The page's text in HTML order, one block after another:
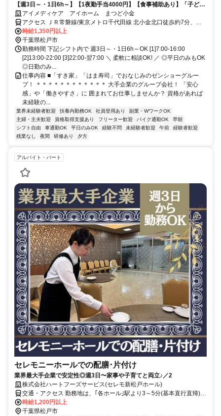
【週3日～・1日6h～】【1夜勤手当4000円】【食事補助あり】「子ども
の予定と合わせたい」「ブランクがあるから少しずつ慣れたい」など、
シフトの相談は柔軟に相談OK♪Wワークも歓迎します!ライフスタイルに
合わせて活躍したい方にピッタリ◎ゼンショーグループのサービスのノ
ウハウを活かしたレクリエーションは、種類が豊富＆ユニークなのが自
慢♪利用者さまの笑顔や思い出づくりに貢献しやすい環境づくりをバック
アップします。
アイメディケア アイホーム まつど小金
アクセス ＪＲ常磐線/東京メトロ千代田線 北小金北口徒歩約7分、Ｊ
Ｒ武蔵野常磐連絡線 北小金北口徒歩約7分、流鉄流山線 小金城趾東口
徒歩約12分
時給1,350円以上
千葉県松戸市
勤務時間 下記シフト内で 週3日～・1日6h～OK [1]7:00-16:00
[2]13:00-22:00 [3]22:00-翌7:00 ＼ 柔軟に相談OK! ／ ◎平日のみもOK
◎日勤のみ...
仕事内容 ■「すき家」「はま寿司」でおなじみのゼンショーグルー
プ！ ＊＊＊＊＊＊＊＊＊＊＊＊ 大手企業のグループ会社！ 「安心
感」や「働きやすさ」に 囲まれてお仕事しませんか？ 資格があれば
未経験の...
業界未経験者歓迎 扶養内勤務OK 社員登用あり
副業・WワークOK
主婦・主夫歓迎
資格取得支援あり フリーター歓迎 バイク通勤OK
早朝
シフト自由
車通勤OK 平日のみOK 経験不問 未経験者歓迎 午前
経験者歓迎
残業なし
夜間 研修あり 夕方
アルバイト・パート
セレモニーホールでの配膳･片付け
業界最大手企業で安定性◎週3日〜家事や子育てと両立♪／2
株式会社ハートフーズサービス(セレモ新松戸ホール)
交通・アクセス 勤務地は、｢各ホール｣駅より3～5分(基本直行直帰)の
駅近現場多数
時給1,200円以上
千葉県松戸市